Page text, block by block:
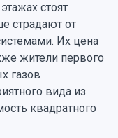
стоят
страдают от
Их цена
жители первого
газов
вида из
квадратного